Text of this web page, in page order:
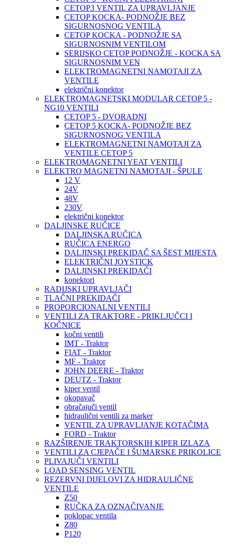
CETOP3 VENTIL ZA UPRAVLJANJE
CETOP KOCKA- PODNOŽJE BEZ
SIGURNOSNOG VENTILA
CETOP KOCKA - PODNOŽJE SA
SIGURNOSNIM VENTILOM
SERIJSKO CETOP PODNOŽJE - KOCKA SA
SIGURNOSNIM VEN
ELEKTROMAGNETNI NAMOTAJI ZA
VENTILE
električni konektor
ELEKTROMAGNETSKI MODULAR CETOP 5 -
NG10 VENTILI
CETOP 5 - DVORADNI
CETOP 5 KOCKA- PODNOŽJE BEZ
SIGURNOSNOG VENTILA
ELEKTROMAGNETNI NAMOTAJI ZA
VENTILE CETOP 5
ELEKTROMAGNETNI YEAT VENTILI
ELEKTRO MAGNETNI NAMOTAJI - ŠPULE
12 V
24V
48V
230V
električni konektor
DALJINSKE RUČICE
DALJINSKA RUČICA
RUČICA ENERGO
DALJINSKI PREKIDAČ SA ŠEST MIJESTA
ELEKTRIČNI JOYSTICK
DALJINSKI PREKIDAČI
konektori
RADIJSKI UPRAVLJAČI
TLAČNI PREKIDAČI
PROPORCIONALNI VENTILI
VENTILI ZA TRAKTORE - PRIKLJUČCI I
KOČNICE
kočni ventili
IMT - Traktor
FIAT - Traktor
MF - Traktor
JOHN DEERE - Traktor
DEUTZ - Traktor
kiper ventil
okopavač
obračajuči ventil
hidraulični ventili za marker
VENTIL ZA UPRAVLJANJE KOTAČIMA
FORD - Traktor
RAZŠIRENJE TRAKTORSKIH KIPER IZLAZA
VENTILI ZA CJEPAČE I ŠUMARSKE PRIKOLICE
PLIVAJUČI VENTILI
LOAD SENSING VENTIL
REZERVNI DIJELOVI ZA HIDRAULIČNE
VENTILE
Z50
RUČKA ZA OZNAČIVANJE
poklopac ventila
Z80
P120